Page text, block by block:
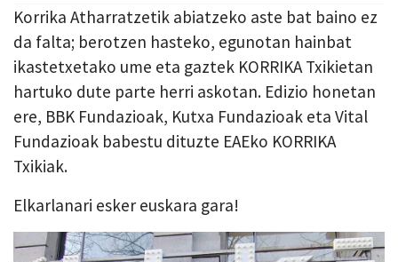
Korrika Atharratzetik abiatzeko aste bat baino ez
da falta; berotzen hasteko, egunotan hainbat
ikastetxetako ume eta gaztek KORRIKA Txikietan
hartuko dute parte herri askotan. Edizio honetan
ere, BBK Fundazioak, Kutxa Fundazioak eta Vital
Fundazioak babestu dituzte EAEko KORRIKA
Txikiak.
Elkarlanari esker euskara gara!